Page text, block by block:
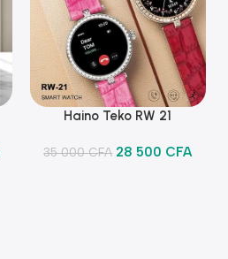
Ajouter Au Panier
Haino Teko RW 21
35 000CFA 28 500 CFA